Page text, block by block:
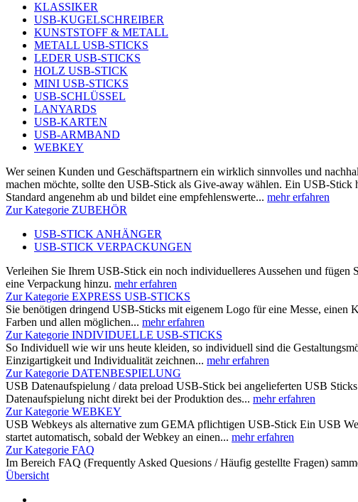
KLASSIKER
USB-KUGELSCHREIBER
KUNSTSTOFF & METALL
METALL USB-STICKS
LEDER USB-STICKS
HOLZ USB-STICK
MINI USB-STICKS
USB-SCHLÜSSEL
LANYARDS
USB-KARTEN
USB-ARMBAND
WEBKEY
Wer seinen Kunden und Geschäftspartnern ein wirklich sinnvolles und
machen möchte, sollte den USB-Stick als Give-away wählen. Ein USB-Stick
Standard angenehm ab und bildet eine empfehlenswerte... mehr erfahren
Zur Kategorie ZUBEHÖR
USB-STICK ANHÄNGER
USB-STICK VERPACKUNGEN
Verleihen Sie Ihrem USB-Stick ein noch individuelleres Aussehen und fügen
eine Verpackung hinzu. mehr erfahren
Zur Kategorie EXPRESS USB-STICKS
Sie benötigen dringend USB-Sticks mit eigenem Logo für eine Messe, einen
Farben und allen möglichen... mehr erfahren
Zur Kategorie INDIVIDUELLE USB-STICKS
So Individuell wie wir uns heute kleiden, so individuell sind die
Einzigartigkeit und Individualität zeichnen... mehr erfahren
Zur Kategorie DATENBESPIELUNG
USB Datenaufspielung / data preload USB-Stick bei angelieferten USB
Datenaufspielung nicht direkt bei der Produktion des... mehr erfahren
Zur Kategorie WEBKEY
USB Webkeys als alternative zum GEMA pflichtigen USB-Stick Ein USB
startet automatisch, sobald der Webkey an einen... mehr erfahren
Zur Kategorie FAQ
Im Bereich FAQ (Frequently Asked Quesions / Häufig gestellte Fragen)
Übersicht